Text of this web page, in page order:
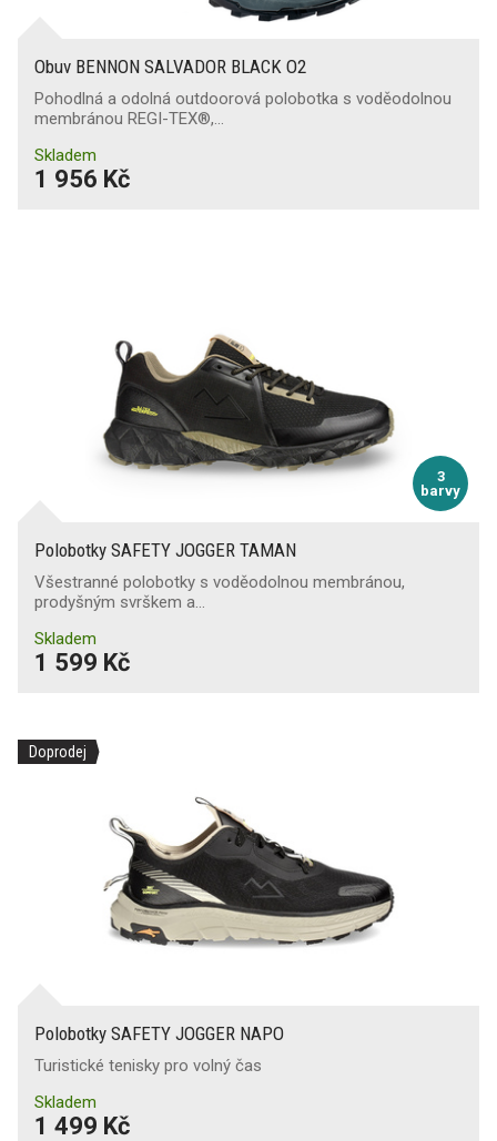
Obuv BENNON SALVADOR BLACK O2
Pohodlná a odolná outdoorová polobotka s voděodolnou
membránou REGI-TEX®,…
Skladem
1 956 Kč
3
barvy
Polobotky SAFETY JOGGER TAMAN
Všestranné polobotky s voděodolnou membránou,
prodyšným svrškem a…
Skladem
1 599 Kč
Doprodej
Polobotky SAFETY JOGGER NAPO
Turistické tenisky pro volný čas
Skladem
1 499 Kč